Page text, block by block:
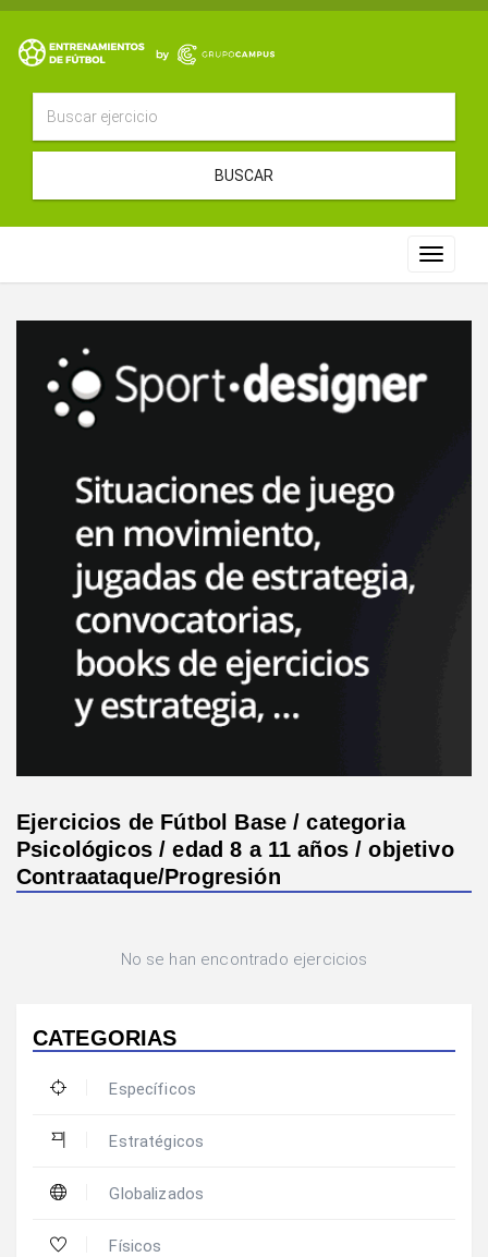
BUSCAR
Toggle
Ejercicios de Fútbol Base / categoria
Psicológicos / edad 8 a 11 años / objetivo
Contraataque/Progresión
No se han encontrado ejercicios
CATEGORIAS
Específicos
Estratégicos
Globalizados
Físicos